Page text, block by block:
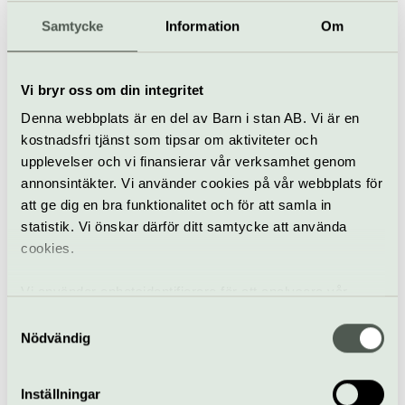
Samtycke Information Om
Vi bryr oss om din integritet
Denna webbplats är en del av Barn i stan AB. Vi är en
kostnadsfri tjänst som tipsar om aktiviteter och
upplevelser och vi finansierar vår verksamhet genom
annonsintäkter. Vi använder cookies på vår webbplats för
att ge dig en bra funktionalitet och för att samla in
statistik. Vi önskar därför ditt samtycke att använda
cookies.
samt tillhandahålla funktioner för sociala medier. Vi
vidarebefordrar även sådana identifierare och annan
information från din enhet till de sociala medier och
annons- och analysföretag som vi samarbetar med.
Nödvändig
Inställningar
Så tuktas en argbigga
5 sep 2025–24 nov
Dramaten
Misantropen
26 mar–24 okt